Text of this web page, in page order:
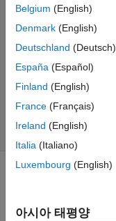
Ryan
2017 5월
1 답변
업데이트
시간: 2017
5월 19
(30일)
Belgium (English)
Denmark (English)
Deutschland (Deutsch)
España (Español)
Finland (English)
France (Français)
Ireland (English)
Italia (Italiano)
Luxembourg (English)
아시아 태평양